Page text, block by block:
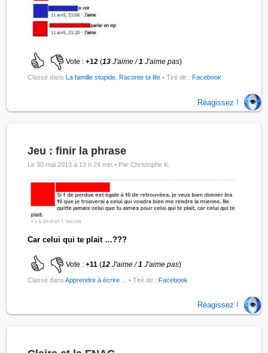
Vote :+12 (13J'aime /1 J'aime pas)
Classé dansLa famille stupide ,Raconte ta life • Tiré de :Facebook
Réagissez !
Jeu : finir la phrase
Le 30 mai 2013 à 13 h 24 min • Par Christophe K.
Car celui qui te plait …???
Vote :+11 (12J'aime /1 J'aime pas)
Classé dansApprendre à écrire ... • Tiré de :Facebook
Réagissez !